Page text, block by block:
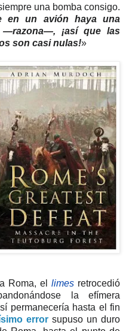
una bomba consigo.
en un avión haya una
¡así que las
son casi nulas!»
Roma, el limes retrocedió
la efímera
permanecería hasta el fin
errorsupuso un duro